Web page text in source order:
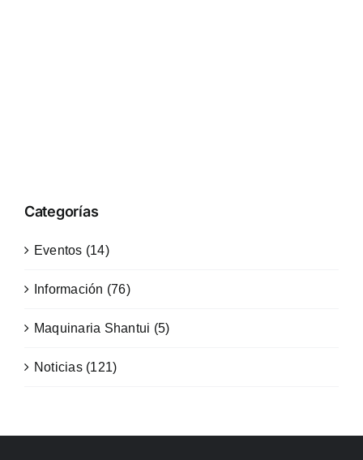
Categorías
Eventos (14)
Información (76)
Maquinaria Shantui (5)
Noticias (121)